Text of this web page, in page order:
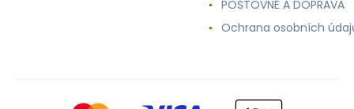
POŠTOVNÉ A DOPRAVA
Ochrana osobních